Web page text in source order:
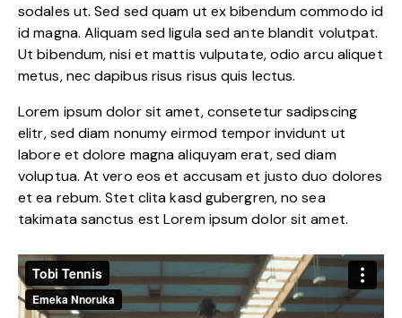
sodales ut. Sed sed quam ut ex bibendum commodo id
id magna. Aliquam sed ligula sed ante blandit volutpat.
Ut bibendum, nisi et mattis vulputate, odio arcu aliquet
metus, nec dapibus risus risus quis lectus.
Lorem ipsum dolor sit amet, consetetur sadipscing
elitr, sed diam nonumy eirmod tempor invidunt ut
labore et dolore magna aliquyam erat, sed diam
voluptua. At vero eos et accusam et justo duo dolores
et ea rebum. Stet clita kasd gubergren, no sea
takimata sanctus est Lorem ipsum dolor sit amet.